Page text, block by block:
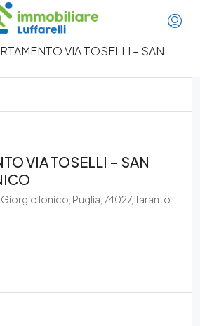
VIA TOSELLI – SAN
Giorgio Ionico, Puglia, 74027, Taranto